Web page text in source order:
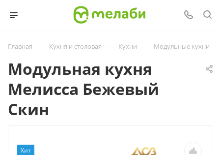
Главная — Кухня и столовая — Кухни — Модульные кухни
Модульная кухня
Мелисса Бежевый
Скин
Хит